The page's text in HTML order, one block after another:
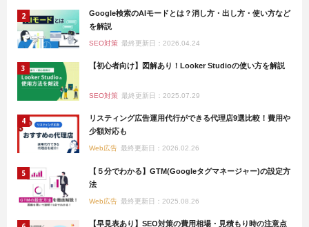
Google検索のAIモードとは？消し方・出し方・使い方など
を解説
SEO対策 最終更新日：2026.04.24
【初心者向け】図解あり！Looker Studioの使い方を解説
SEO対策 最終更新日：2025.07.29
リスティング広告運用代行ができる代理店9選比較！費用や
少額対応も
Web広告 最終更新日：2026.02.26
【５分でわかる】GTM(Googleタグマネージャー)の設定方
法
Web広告 最終更新日：2025.08.26
【早見表あり】SEO対策の費用相場・見積もり時の注意点